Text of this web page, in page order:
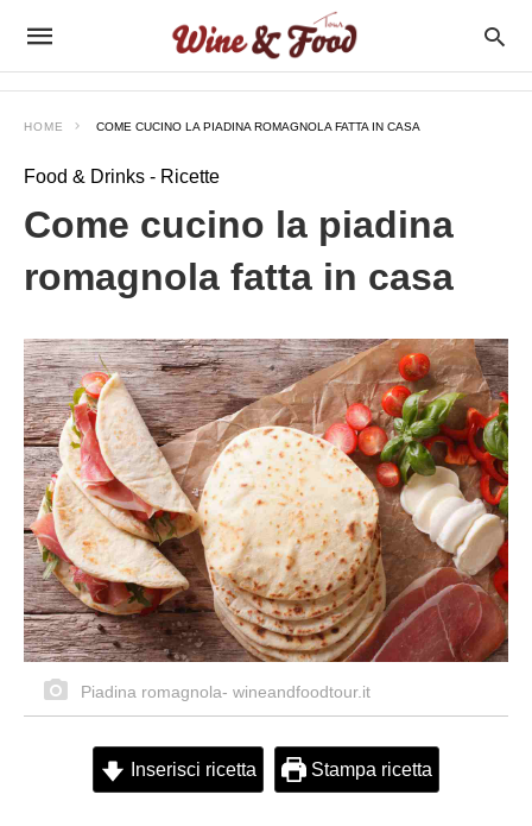
Come+cucino+la+piadina+romagnola+fatta+in+casa
wineandfoodtourit
piadina-
romagnola-
HOME COME CUCINO LA PIADINA ROMAGNOLA FATTA IN CASA
Food & Drinks - Ricette
Come cucino la piadina
romagnola fatta in casa
Piadina romagnola- wineandfoodtour.it
Inserisci ricetta Stampa ricetta